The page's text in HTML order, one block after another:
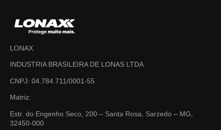
LONAX
INDUSTRIA BRASILEIRA DE LONAS LTDA
CNPJ: 04.784.711/0001-55
Matriz:
Estr. do Engenho Seco, 200 – Santa Rosa, Sarzedo – MG,
32450-000